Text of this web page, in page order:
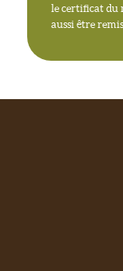
le certificat du
aussi être remis.